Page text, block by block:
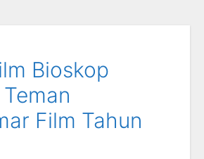
Bioskop
Film Tahun